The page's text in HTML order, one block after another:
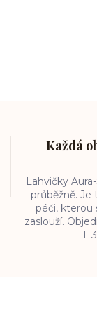
Každá
Lahvičky
průběžně. Je
péči,
zaslouží.